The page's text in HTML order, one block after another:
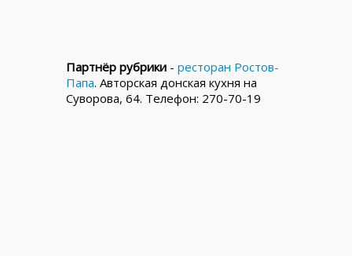
Партнёр рубрики - ресторан Ростов-
Папа. Авторская донская кухня на
Суворова, 64. Телефон: 270-70-19